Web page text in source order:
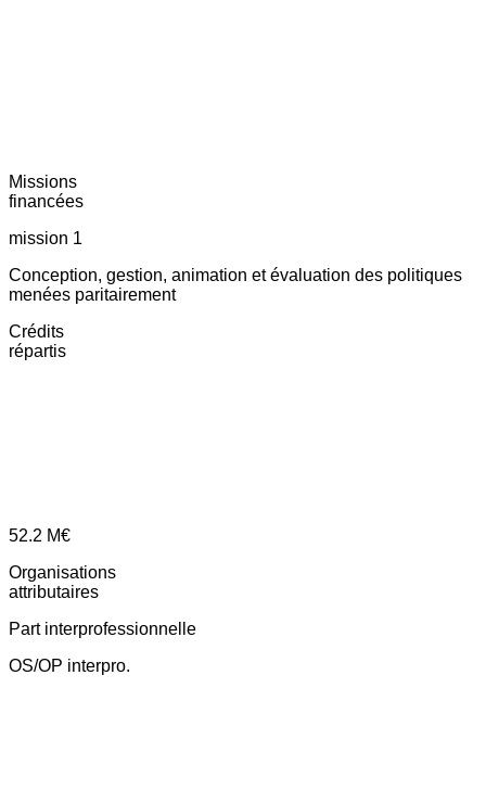
Missions
financées
mission 1
Conception, gestion, animation et évaluation des politiques
menées paritairement
Crédits
répartis
52.2 M€
Organisations
attributaires
Part interprofessionnelle
OS/OP interpro.